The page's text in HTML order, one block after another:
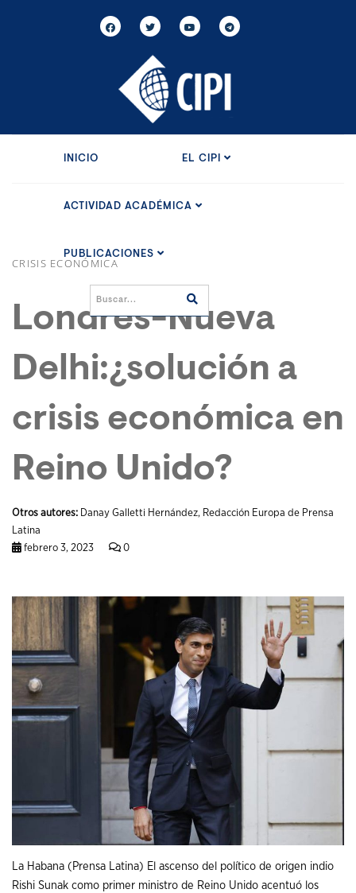
INICIO EL CIPI
ACTIVIDAD ACADÉMICA
PUBLICACIONES
CRISIS ECONÓMICA
Londres-Nueva
Delhi:¿solución a
crisis económica en
Reino Unido?
Otros autores: Danay Galletti Hernández, Redacción Europa de Prensa
Latina
febrero 3, 2023
0
La Habana (Prensa Latina) El ascenso del político de origen indio
Rishi Sunak como primer ministro de Reino Unido acentuó los